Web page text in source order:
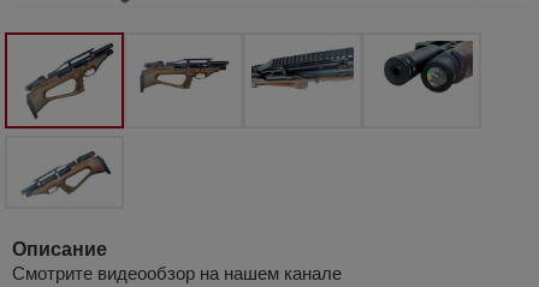
Описание
Смотрите видеообзор на нашем канале